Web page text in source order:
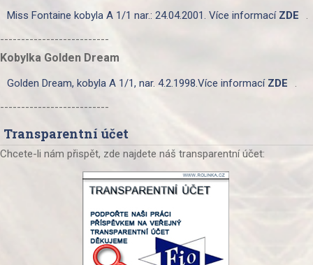
Miss Fontaine kobyla A 1/1 nar.: 24.04.2001. Více informací ZDE
.
--------------------------
Kobylka Golden Dream
Golden Dream, kobyla A 1/1, nar. 4.2.1998.Více informací ZDE
.
--------------------------
Transparentní účet
Chcete-li nám přispět, zde najdete náš transparentní účet: